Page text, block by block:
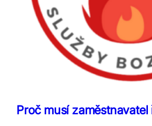
Proč musí zaměstnavatel